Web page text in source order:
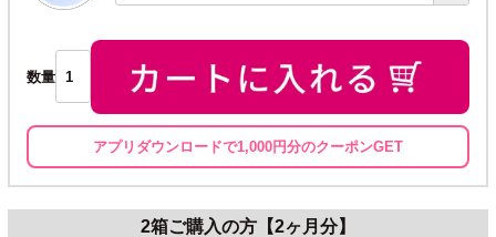
数量
アプリダウンロードで1,000円分のクーポンGET
2箱ご購入の方【2ヶ月分】